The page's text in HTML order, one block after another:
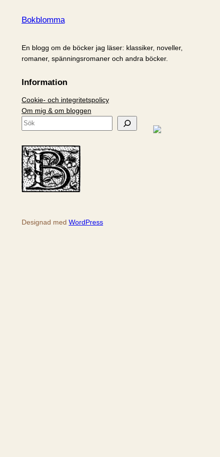
Bokblomma
En blogg om de böcker jag läser: klassiker, noveller,
romaner, spänningsromaner och andra böcker.
Information
Cookie- och integritetspolicy
Om mig & om bloggen
S
k
Designad med WordPress